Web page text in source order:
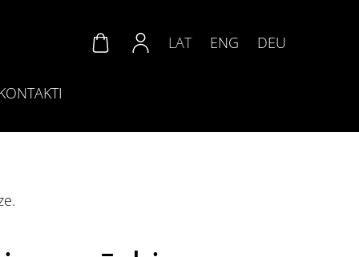
LAT ENG DEU